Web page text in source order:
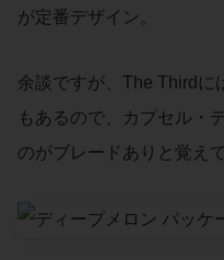
が定番デザイン。
余談ですが、The Thirdに
もあるので、カプセル・
のがブレードありと覚え